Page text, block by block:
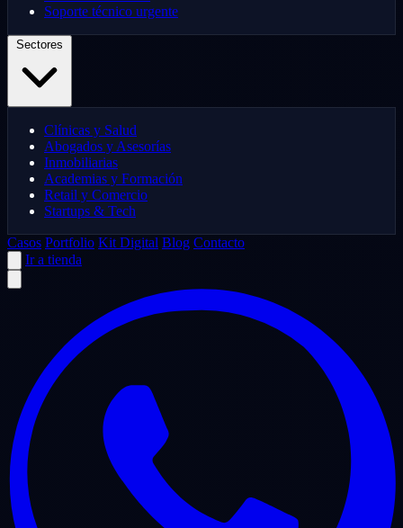
Soporte técnico urgente
Clínicas y Salud
Abogados y Asesorías
Inmobiliarias
Academias y Formación
Retail y Comercio
Startups & Tech
Casos Portfolio Kit Digital Blog Contacto
Ir a tienda